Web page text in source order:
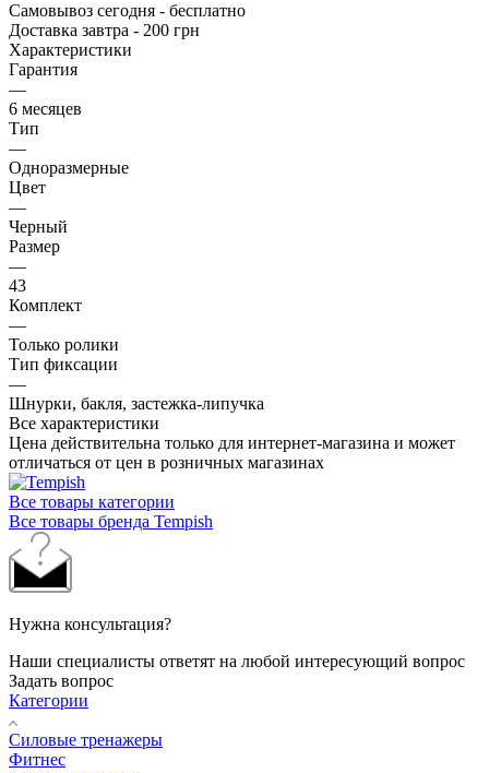
Самовывоз сегодня - бесплатно
Доставка завтра - 200 грн
Характеристики
Гарантия
—
6 месяцев
Тип
—
Одноразмерные
Цвет
—
Черный
Размер
—
43
Комплект
—
Только ролики
Тип фиксации
—
Шнурки, бакля, застежка-липучка
Все характеристики
Цена действительна только для интернет-магазина и может
отличаться от цен в розничных магазинах
Все товары категории
Все товары бренда Tempish
Нужна консультация?
Наши специалисты ответят на любой интересующий вопрос
Задать вопрос
Категории
Силовые тренажеры
Фитнес